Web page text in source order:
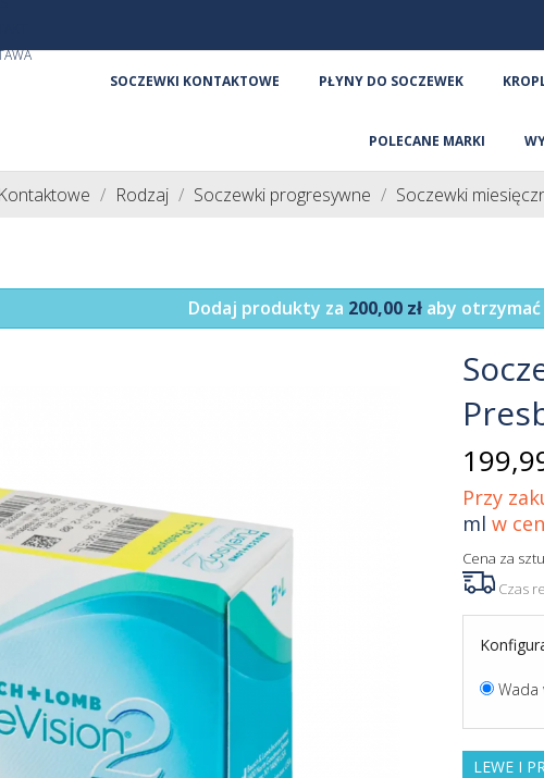
SOCZEWKI KONTAKTOWE
PŁYNY DO SOCZEWEK
POLECANE MARKI
Rodzaj Soczewki progresywne Soczewki
Dodaj produkty za 200,00 złaby otrzymać
Przy
ml w
Cena za
Czas
Wada
LEWE I